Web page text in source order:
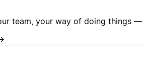
team, your way of doing things